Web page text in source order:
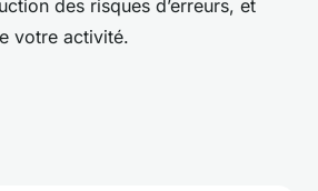
des risques d’erreurs, et
votre activité.